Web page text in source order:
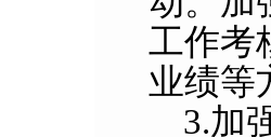
工作考
业绩等
3.加